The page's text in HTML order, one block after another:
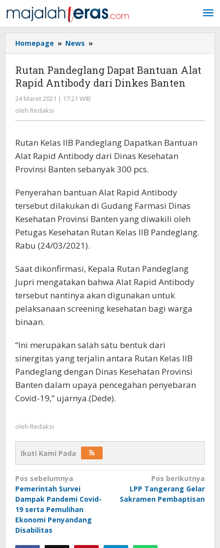
ke
konten
Homepage » News »
Pandeglang
Bantuan
Alat
Rutan Pandeglang Dapat Bantuan Alat
Rapid Antibody dari Dinkes Banten
24 Maret 2021 | 17:21 WIB
oleh Redaksi
Rutan Kelas IIB Pandeglang Dapatkan Bantuan
Alat Rapid Antibody dari Dinas Kesehatan
Provinsi Banten sebanyak 300 pcs.
Penyerahan bantuan Alat Rapid Antibody
tersebut dilakukan di Gudang Farmasi Dinas
Kesehatan Provinsi Banten yang diwakili oleh
Petugas Kesehatan Rutan Kelas IIB Pandeglang.
Rabu (24/03/2021).
Saat dikonfirmasi, Kepala Rutan Pandeglang
Jupri mengatakan bahwa Alat Rapid Antibody
tersebut nantinya akan digunakan untuk
pelaksanaan screening kesehatan bagi warga
binaan.
“Ini merupakan salah satu bentuk dari
sinergitas yang terjalin antara Rutan Kelas IIB
Pandeglang dengan Dinas Kesehatan Provinsi
Banten dalam upaya pencegahan penyebaran
Covid-19,” ujarnya.(Dede).
oleh Redaksi
Ikuti Kami Pada
Navigasi
pos
Pos sebelumnya
Pemerintah Survei
Dampak Pandemi Covid-
19 serta Pemulihan
Ekonomi Penyandang
Disabilitas
Pos berikutnya
LPP Tangerang Gelar
Sakramen Pembaptisan